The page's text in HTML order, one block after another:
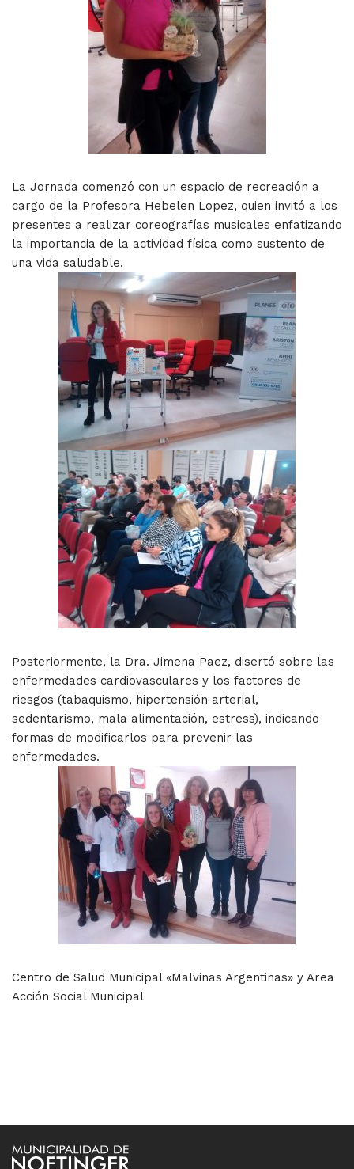
La Jornada comenzó con un espacio de recreación a
cargo de la Profesora Hebelen Lopez, quien invitó a los
presentes a realizar coreografías musicales enfatizando
la importancia de la actividad física como sustento de
una vida saludable.
Posteriormente, la Dra. Jimena Paez, disertó sobre las
enfermedades cardiovasculares y los factores de
riesgos (tabaquismo, hipertensión arterial,
sedentarismo, mala alimentación, estress), indicando
formas de modificarlos para prevenir las
enfermedades.
Centro de Salud Municipal «Malvinas Argentinas» y Area
Acción Social Municipal